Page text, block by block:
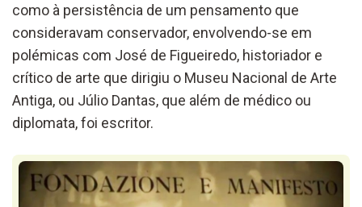
como à persistência de um pensamento que
consideravam conservador, envolvendo-se em
polémicas com José de Figueiredo, historiador e
crítico de arte que dirigiu o Museu Nacional de Arte
Antiga, ou Júlio Dantas, que além de médico ou
diplomata, foi escritor.